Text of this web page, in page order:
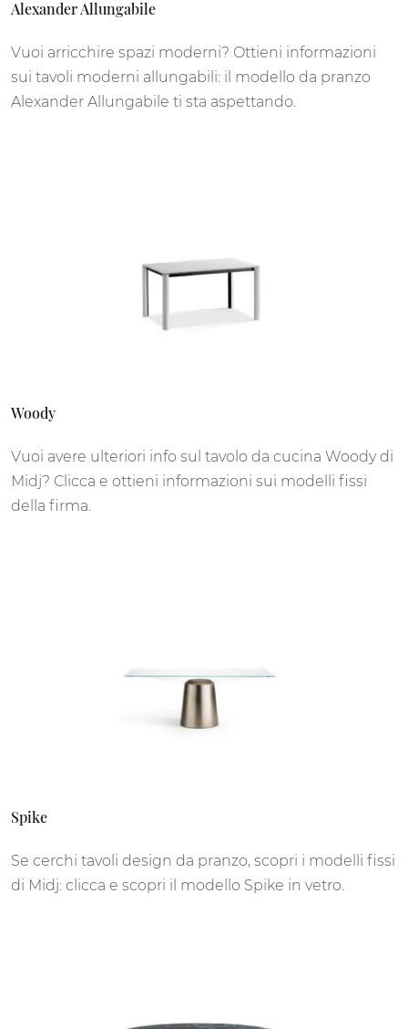
Alexander Allungabile
Vuoi arricchire spazi moderni? Ottieni informazioni
sui tavoli moderni allungabili: il modello da pranzo
Alexander Allungabile ti sta aspettando.
Woody
Vuoi avere ulteriori info sul tavolo da cucina Woody di
Midj? Clicca e ottieni informazioni sui modelli fissi
della firma.
Spike
Se cerchi tavoli design da pranzo, scopri i modelli fissi
di Midj: clicca e scopri il modello Spike in vetro.